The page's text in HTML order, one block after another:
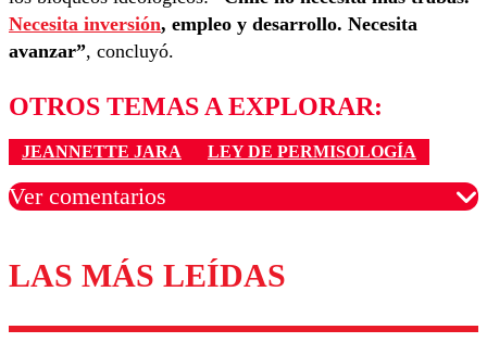
Necesita inversión, empleo y desarrollo. Necesita
avanzar”, concluyó.
OTROS TEMAS A EXPLORAR:
JEANNETTE JARA LEY DE PERMISOLOGÍA
Ver comentarios
Los comentarios son moderados para garantizar un
diálogo respetuoso.
LAS MÁS LEÍDAS